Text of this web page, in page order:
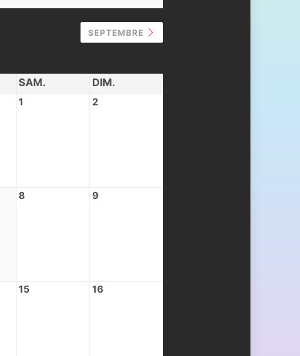
SEPTEMBRE
SAM. DIM.
1 2
8 9
15 16